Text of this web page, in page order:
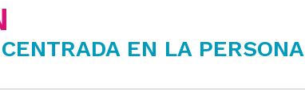
EN LA PERSONA